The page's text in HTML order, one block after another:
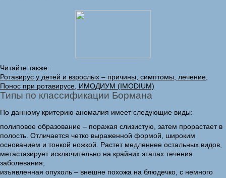
Читайте также:
Ротавирус у детей и взрослых – причины, симптомы, лечение,
Понос при ротавирусе, ИМОДИУМ (IMODIUM)
Типы по классификации Бормана
По данному критерию аномалия имеет следующие виды:
полиповое образование – поражая слизистую, затем прорастает в
полость. Отличается четко выраженной формой, широким
основанием и тонкой ножкой. Растет медленнее остальных видов,
метастазирует исключительно на крайних этапах течения
заболевания;
изъявленная опухоль – внешне похожа на блюдечко, с немного